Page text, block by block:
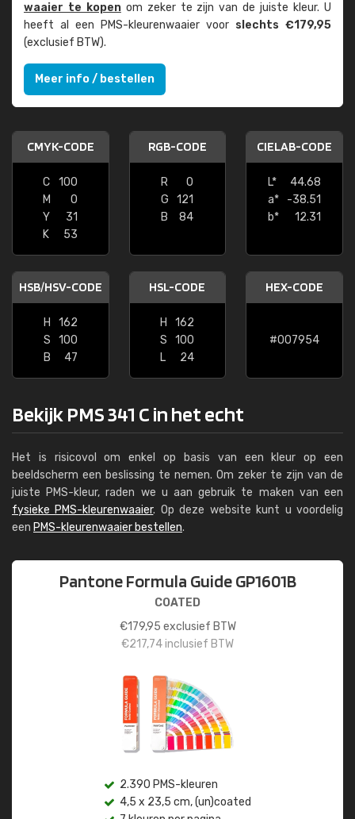
waaier te kopenom zeker te zijn van de juiste kleur. U
heeft al een PMS-kleuren­waaier voor slechts €179,95
(exclusief BTW).
Meer info / bestellen
CMYK-CODE
C
100
M
0
Y
31
K
53
RGB-CODE
R
0
G
121
B
84
CIELAB-CODE
L*
44.68
a*
-38.51
b*
12.31
HSB/HSV-CODE
H
162
S
100
B
47
HSL-CODE
H
162
S
100
L
24
HEX-CODE
#007954
Bekijk PMS 341 C in het echt
Het is risicovol om enkel op basis van een kleur op een
beeldscherm een beslissing te nemen. Om zeker te zijn van de
juiste PMS-kleur, raden we u aan gebruik te maken van een
fysieke PMS-kleurenwaaier. Op deze website kunt u voordelig
een PMS-kleurenwaaier bestellen.
Pantone Formula Guide GP1601B
COATED
€179,95 exclusief BTW
€217,74inclusief BTW
2.390 PMS-kleuren
4,5 x 23,5 cm, (un)coated